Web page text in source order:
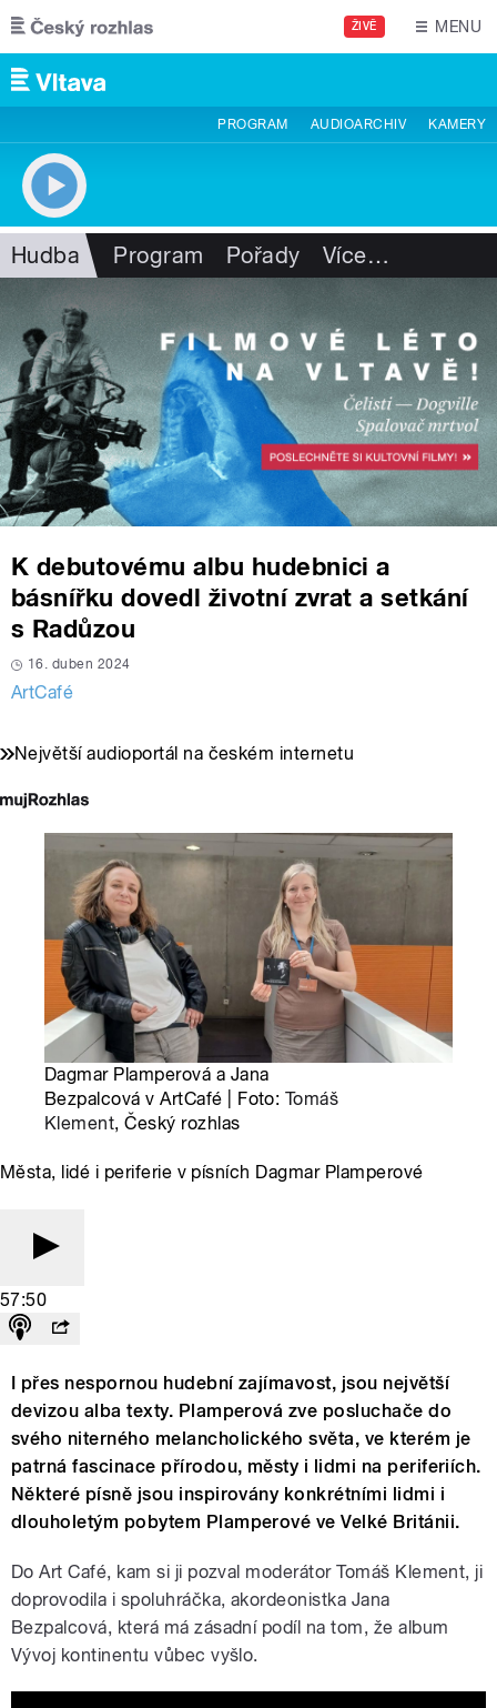
Přejít k hlavnímu obsahu
ŽIVĚ MENU
PROGRAM AUDIOARCHIV KAMERY
Hudba Program Pořady Více…
K debutovému albu hudebnici a
básnířku dovedl životní zvrat a setkání
s Radůzou
16. duben 2024
ArtCafé
Největší audioportál na českém internetu
Dagmar Plamperová a Jana
Bezpalcová v ArtCafé | Foto: Tomáš
Klement, Český rozhlas
Města, lidé i periferie v písních Dagmar Plamperové
57:50
I přes nespornou hudební zajímavost, jsou největší
devizou alba texty. Plamperová zve posluchače do
svého niterného melancholického světa, ve kterém je
patrná fascinace přírodou, městy i lidmi na periferiích.
Některé písně jsou inspirovány konkrétními lidmi i
dlouholetým pobytem Plamperové ve Velké Británii.
Do Art Café, kam si ji pozval moderátor Tomáš Klement, ji
doprovodila i spoluhráčka, akordeonistka Jana
Bezpalcová, která má zásadní podíl na tom, že album
Vývoj kontinentu vůbec vyšlo.